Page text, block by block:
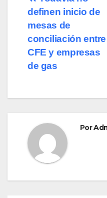
b
o
o
k
d
o
n
de
entradas
definen inicio de
mesas de
conciliación entre
CFE y empresas
de gas
Por